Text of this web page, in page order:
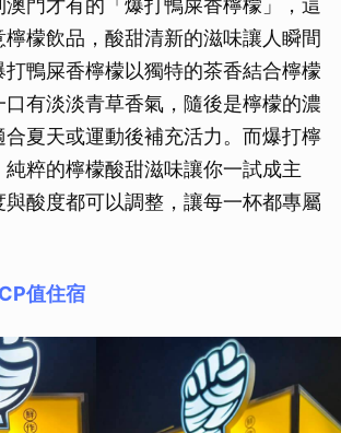
門才有的「爆打鴨屎香檸檬」，這
檬飲品，酸甜清新的滋味讓人瞬間
鴨屎香檸檬以獨特的茶香結合檸檬
口有淡淡青草香氣，隨後是檸檬的濃
夏天或運動後補充活力。而爆打檸
粹的檸檬酸甜滋味讓你一試成主
與酸度都可以調整，讓每一杯都專屬
值住宿